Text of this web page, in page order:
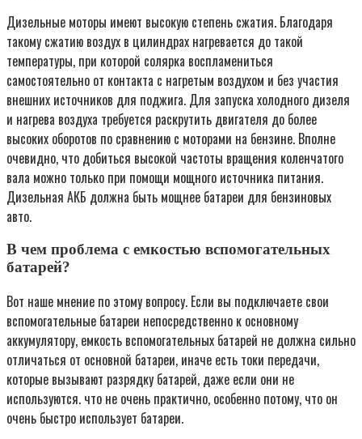
Дизельные моторы имеют высокую степень сжатия. Благодаря
такому сжатию воздух в цилиндрах нагревается до такой
температуры, при которой солярка воспламениться
самостоятельно от контакта с нагретым воздухом и без участия
внешних источников для поджига. Для запуска холодного дизеля
и нагрева воздуха требуется раскрутить двигателя до более
высоких оборотов по сравнению с моторами на бензине. Вполне
очевидно, что добиться высокой частоты вращения коленчатого
вала можно только при помощи мощного источника питания.
Дизельная АКБ должна быть мощнее батареи для бензиновых
авто.
В чем проблема с емкостью вспомогательных
батарей?
Вот наше мнение по этому вопросу. Если вы подключаете свои
вспомогательные батареи непосредственно к основному
аккумулятору, емкость вспомогательных батарей не должна сильно
отличаться от основной батареи, иначе есть токи передачи,
которые вызывают разрядку батарей, даже если они не
используются. что не очень практично, особенно потому, что он
очень быстро использует батареи.